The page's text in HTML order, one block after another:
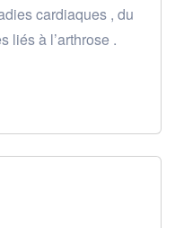
cardiaques , du
liés à l’arthrose .